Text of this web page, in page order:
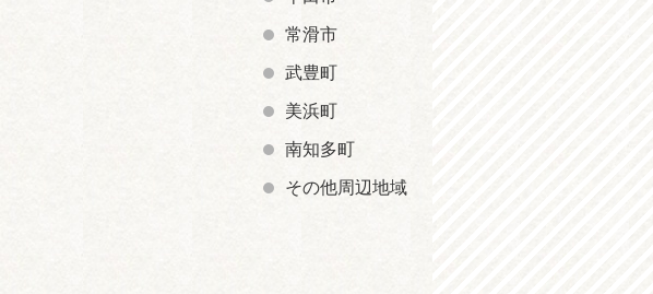
常滑市
武豊町
美浜町
南知多町
その他周辺地域